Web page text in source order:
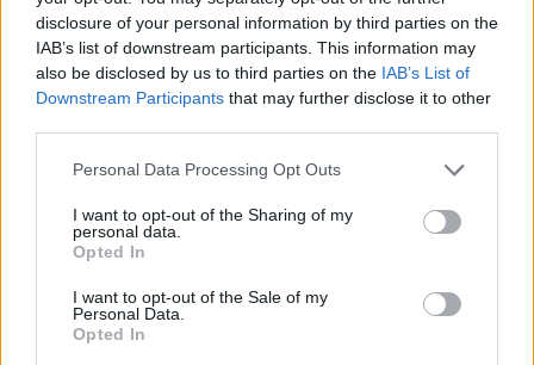
disclosure of your personal information by third parties on the
IAB’s list of downstream participants. This information may
also be disclosed by us to third parties on the IAB’s List of
Downstream Participants that may further disclose it to other
Please note that this website/app uses one or more Google
not limited to your visit or usage behaviour. You may click to
grant or deny consent to Google and its third-party tags to
use your data for below specified purposes in below Google
consent section.
Personal Data Processing Opt Outs
I want to opt-out of the Sharing of my
personal data.
Opted In
I want to opt-out of the Sale of my
Personal Data.
Opted In
Húsz lakóközösség nyert milliókat – panelok és
téglaépületek is megújulnak országszerte